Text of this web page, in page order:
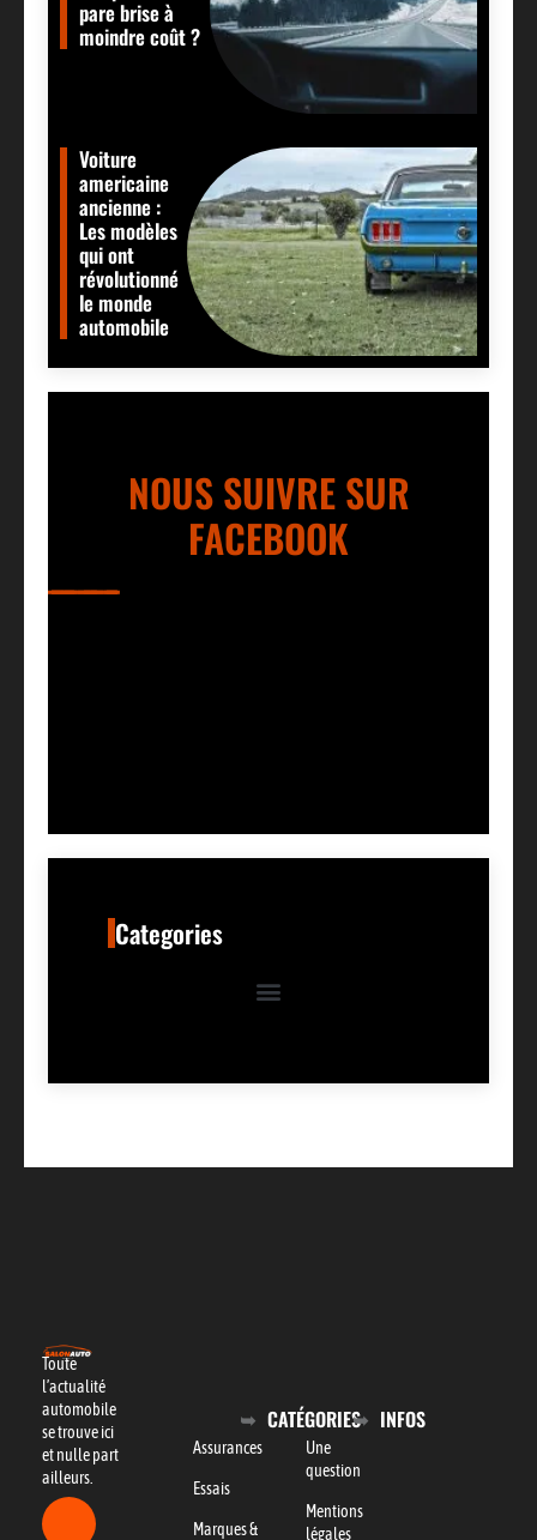
pare brise à
moindre coût ?
Voiture
americaine
ancienne :
Les modèles
qui ont
révolutionné
le monde
automobile
NOUS SUIVRE SUR
FACEBOOK
Categories
Toute
l’actualité
automobile
se trouve ici
et nulle part
ailleurs.
CATÉGORIES
Assurances
Essais
Marques &
INFOS
Une
question
Mentions
légales